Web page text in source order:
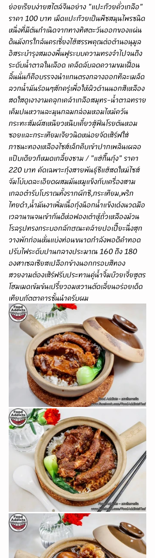
ย่อยเรียบง่ายสไตล์จีนอย่าง "แปะก๊วยคั่วเกลือ"
ราคา 100 บาท เม็ดแปะก๊วยเป็นพืชสมุนไพรชนิด
หนึ่งที่มีต้นกำเนิดจากทางทิศตะวันออกของแผ่น
ดินมังกรใกล้นครเซี่ยงไฮ้สรรพคุณต่อต้านอนุมูล
อิสระบำรุงสมองพื้นฟูระบบความทรงจำไปจนถึง
ระดับน้ำตาลในเลือด เคล็ดลับลดความขมเฝื่อน
ลิ้นนั่นก็คือบรรจงนำแกนตรงกลางออกทีละเมล็ด
ลวกน้ำมันร้อนๆสักครู่เพื่อให้ผิวด้านนอกสีเหลือง
สดใสดูเงางามคลุกเคล้าเกลือสมุทร-น้ำตาลทราย
เค็มปนหวานละมุนกลมกล่อมหอมไหม้ควัน
กระทะสัมผัสเหนียวหนึบเคี้ยวสู้ฟันโรยต้นหอม
ซอยและกระเทียมเจียวนิดหน่อยจัดเสิร์ฟใส่
ภาชนะทองเหลืองไซส์เล็กคีบเข้าปากเพลินเผลอ
แป๊บเดียวก็หมดเกลี้ยงชาม / "แฮ่กึ๊นกุ้ง" ราคา
220 บาท คัดเฉพาะกุ้งสายพันธุ์ชีแฮ้สดใหม่ไซส์
จัมโบ้บดละเอียดผสมมันหมูแข็งกับเครื่องสาม
เกลอตำรับโบราณทั้งรากผักชี,กระเทียม,พริก
ไทยดำ,น้ำมันงาเพิ่มเนื้อกุ้งน็อกน้ำแข็งเด้งนวดมือ
เวลานานจนเข้ากันดีห่อฟองเต้าหู้ถั่วเหลืองม้วน
โรลรูปทรงกระบอกลักษณะคล้ายปอเปี๊ยะนึ่งสุก
วางพักก่อนหั่นแบ่งท่อนขนาดกำลังพอดีคำทอด
ปรับไฟระดับปานกลางประมาณ 160 ถึง 180
องศาเซลเซียสเปลือกข้างนอกกรอบสีทอง
สวยงามต้องเสิร์ฟรับประทานคู่น้ำจิ้มบ๊วยเจี่ยสูตร
โฮมเมดเข้มข้นเปรี้ยวอมหวานตัดเลี่ยนอร่อยเด็ด
เทียบภัตตาคารชั้นนำครับผม